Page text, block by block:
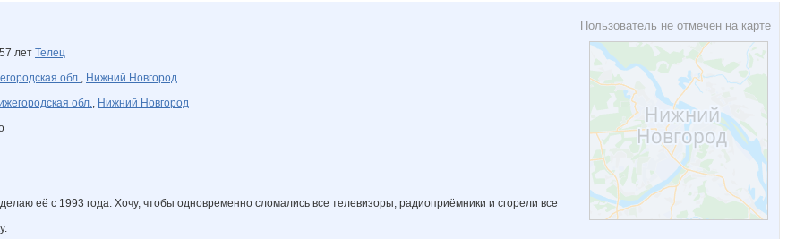
Пользователь не отмечен на карте
57 лет Телец
обл., Нижний Новгород
обл., Нижний Новгород
её с 1993 года. Хочу, чтобы одновременно сломались все телевизоры, радиоприёмники и сгорели все